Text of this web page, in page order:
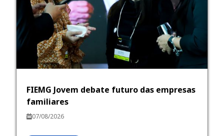
FIEMG Jovem debate futuro das empresas
familiares
07/08/2026